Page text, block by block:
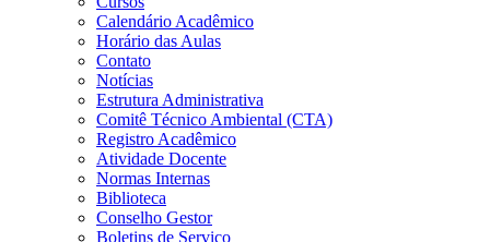
Calendário Acadêmico
Horário das Aulas
Contato
Notícias
Estrutura Administrativa
Comitê Técnico Ambiental (CTA)
Registro Acadêmico
Atividade Docente
Normas Internas
Biblioteca
Conselho Gestor
Boletins de Serviço